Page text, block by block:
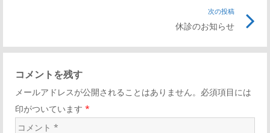
次の投稿
休診のお知らせ
コメントを残す
メールアドレスが公開されることはありません。必須項目には
印がついています *